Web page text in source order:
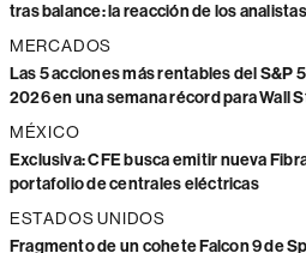
tras balance: la reacción de los analistas
MERCADOS
Las 5 acciones más rentables del S&P
2026 en una semana récord para Wall
MÉXICO
Exclusiva: CFE busca emitir nueva
portafolio de centrales eléctricas
ESTADOS UNIDOS
Fragmento de un cohete Falcon 9 de